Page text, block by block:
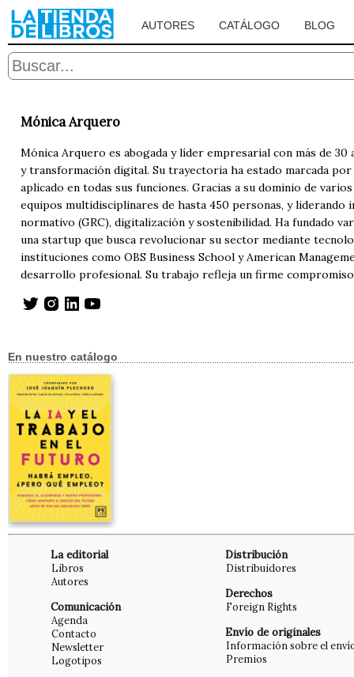
AUTORES CATÁLOGO BLOG
Mónica Arquero
Mónica Arquero es abogada y líder empresarial con más de
y transformación digital. Su trayectoria ha estado marcada
aplicado en todas sus funciones. Gracias a su dominio de
equipos multidisciplinares de hasta 450 personas, y
normativo (GRC), digitalización y sostenibilidad. Ha fundado
una startup que busca revolucionar su sector mediante
instituciones como OBS Business School y American
desarrollo profesional. Su trabajo refleja un firme
En nuestro catálogo
La editorial
Libros
Autores
Comunicación
Agenda
Contacto
Newsletter
Logotipos
Distribución
Distribuidores
Derechos
Foreign Rights
Envío de originales
Información sobre el
Premios